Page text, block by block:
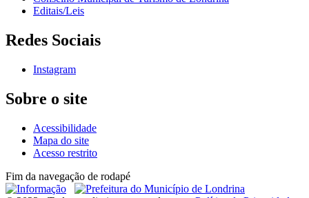
Editais/Leis
Redes Sociais
Instagram
Sobre o site
Acessibilidade
Mapa do site
Acesso restrito
Fim da navegação de rodapé